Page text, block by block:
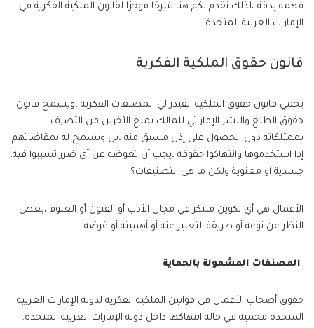
فهمه بدقة ،لذلك نقدم لكم هنا شرحًا موجزًا ​​لقانون الملكية الفكرية في
الإمارات العربية المتحدة.
قانون حقوق الملكية الفكرية
يحمي قانون حقوق الملكية الفيدرالي المصنفات الفكرية ،ويسمح قانون
حقوق الطبع والنشر الإماراتي للمالك بمنع الآخرين من التصرف
بممتلكاته دون الحصول على إذن مسبق منه ،بل ويسمح له بمقاضاتهم
إذا استخدموها وانتهاكوا حقوقه ،يجب أن تعوضه عن أي ضرر تسببوا فيه.
جسدية او معنوية ولكن ما هي التصنيفات؟
الأعمال هي أي تكوين مبتكر في مجال الأدب أو الفنون أو العلوم ،بغض
النظر عن نوعه أو طريقة التعبير عنه أو أهميته أو غرضه. .
المصنفات المشمولة بالحماية
حقوق أصحاب الأعمال في قوانين الملكية الفكرية لدولة الإمارات العربية
المتحدة محمية في حالة انتهاكها داخل دولة الإمارات العربية المتحدة.